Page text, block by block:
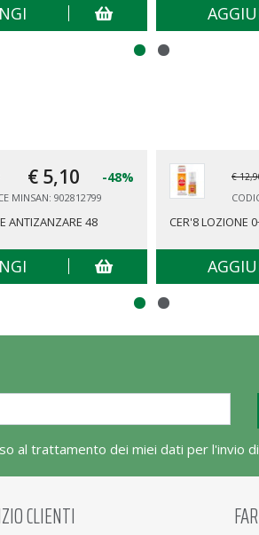
€ 5,10 -48%
MINSAN: 902812799
ANTIZANZARE 48
€
CER'8 LOZIONE
al trattamento dei miei dati per l'invio
CLIENTI